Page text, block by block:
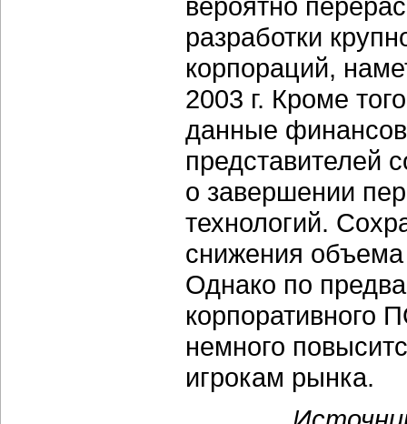
разработки
корпораций,
2003 г. Кроме
данные
представителей
о завершении
технологий.
снижения
Однако по
корпоративного
немного
игрокам рынка.